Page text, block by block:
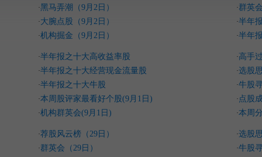
·黑马弄潮（9月2日）
·大腕点股（9月2日）
·机构掘金（9月2日）
·群英
·半年
·半年
·半年报之十大高收益率股
·半年报之十大经营现金流量股
·半年报之十大牛股
·本周股评家最看好个股(9月1日)
·机构群英会(9月1日)
·高手
·选股
·牛股
· 点股
·本周
·荐股风云榜（29日）
·群英会（29日）
·选股
·牛股